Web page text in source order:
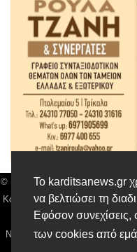
Το karditsanews.gr
να βελτιώσει τη
Εφόσον
των cookies από
© Karditsa News | Διακριτικός
Καρδίτσας, Αρ. Γεμή:
Τηλ: 24410 42500,
Νόμιμος Εκπρόσωπος,